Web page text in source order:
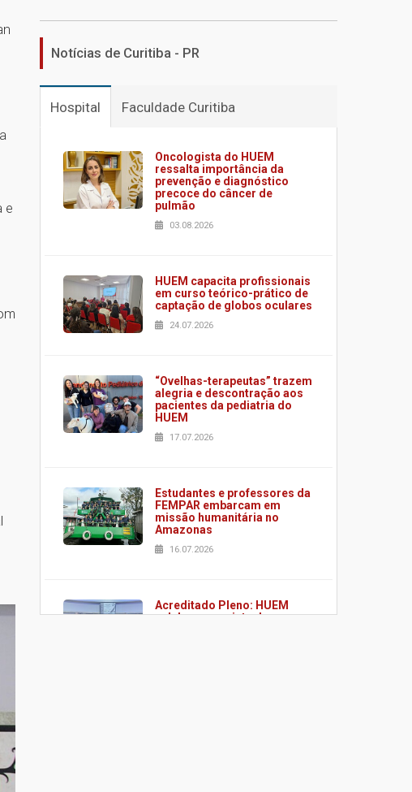
e
Notícias de Curitiba - PR
Hospital Faculdade Curitiba
Oncologista do HUEM
ressalta importância da
prevenção e diagnóstico
precoce do câncer de
pulmão
03.08.2026
HUEM capacita profissionais
em curso teórico-prático de
captação de globos oculares
24.07.2026
“Ovelhas-terapeutas” trazem
alegria e descontração aos
pacientes da pediatria do
HUEM
17.07.2026
Estudantes e professores da
FEMPAR embarcam em
missão humanitária no
Amazonas
16.07.2026
Acreditado Pleno: HUEM
celebra conquista de